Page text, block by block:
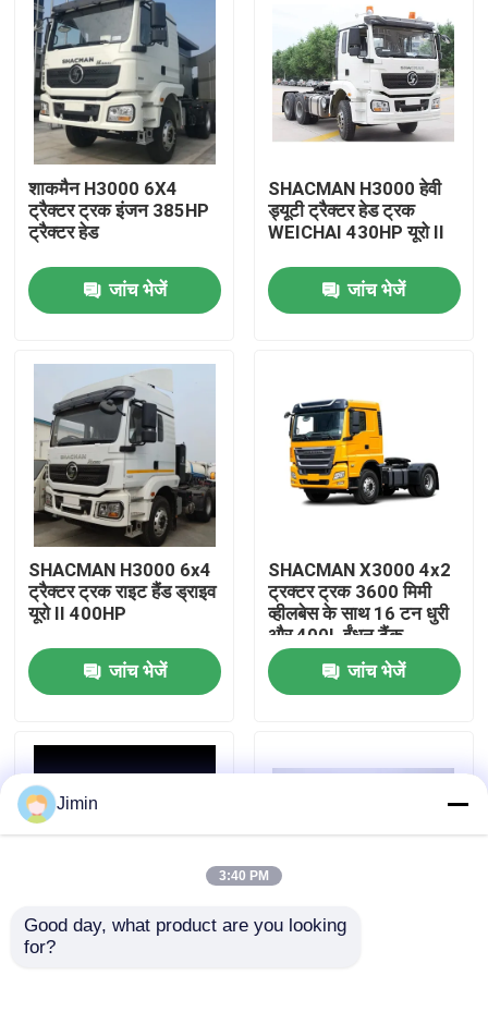
उत्पाद
हमारे बारे में
कारखाना भ्रमण
गुणवत्ता नियंत्रण
समाचार
भारी डंप ट्रक
शाकमैन H3000 6X4
ट्रैक्टर ट्रक इंजन 385HP
ट्रैक्टर हेड
जांच भेजें
SHACMAN H3000 हेवी
ड्यूटी ट्रैक्टर हेड ट्रक
WEICHAI 430HP यूरो II
जांच भेजें
SHACMAN H3000 6x4
ट्रैक्टर ट्रक राइट हैंड ड्राइव
यूरो II 400HP
जांच भेजें
SHACMAN X3000 4x2
ट्रक्टर ट्रक 3600 मिमी
व्हीलबेस के साथ 16 टन धुरी
और 400L ईंधन टैंक
जांच भेजें
शैकमैन F3000 4x2
Jimin
3:40 PM
Good day, what product are you looking
for?